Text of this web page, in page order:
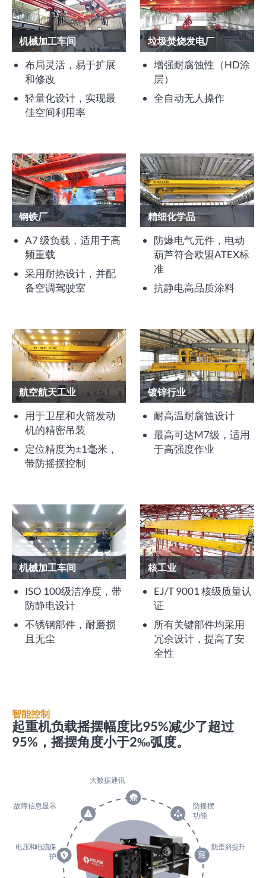
机械加工车间
布局灵活，易于扩展
和修改
轻量化设计，实现最
佳空间利用率
垃圾焚烧发电厂
增强耐腐蚀性（HD涂
层）
全自动无人操作
钢铁厂
A7 级负载，适用于高
频重载
采用耐热设计，并配
备空调驾驶室
精细化学品
防爆电气元件，电动
葫芦符合欧盟ATEX标
准
抗静电高品质涂料
航空航天工业
用于卫星和火箭发动
机的精密吊装
定位精度为±1毫米，
带防摇摆控制
镀锌行业
耐高温耐腐蚀设计
最高可达M7级，适用
于高强度作业
机械加工车间
ISO 100级洁净度，带
防静电设计
不锈钢部件，耐磨损
且无尘
核工业
EJ/T 9001 核级质量认
证
所有关键部件均采用
冗余设计，提高了安
全性
智能控制
起重机负载摇摆幅度比95%减少了超过
95%，摇摆角度小于2‰弧度。
大数据通讯
防摇摆
功能
防歪斜提升
电压和电流保
护
故障信息显示